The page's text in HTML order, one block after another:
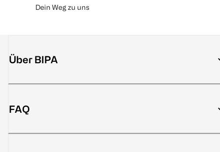
Dein Weg zu uns
Über BIPA
FAQ